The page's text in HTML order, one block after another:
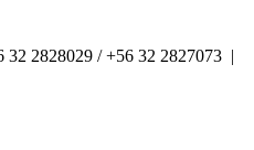
32 2828029 / +56 32 2827073 |